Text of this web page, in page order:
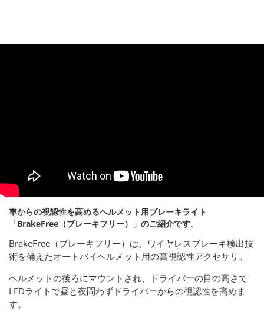
車からの視認性を高めるヘルメット用ブレーキライト
「BrakeFree（ブレーキフリー）」のご紹介です。
BrakeFree（ブレーキフリー）は、ワイヤレスブレーキ検出技
術を備えたオートバイヘルメット用の高視認性アクセサリ。
ヘルメットの後ろにマウントされ、ドライバーの目の高さで
LEDライトで昼と夜問わずドライバーからの視認性を高めま
す。